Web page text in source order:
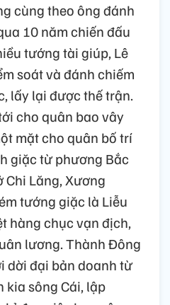
cùng theo ông đánh
10 năm chiến đấu
tướng tài giúp, Lê
soát và đánh chiếm
lấy lại được thế trận.
cho quân bao vây
mặt cho quân bố trí
giặc từ phương Bắc
Lăng, Xương
tướng giặc là Liễu
hàng chục vạn địch,
lương. Thành Đông
dời đại bản doanh từ
kia sông Cái, lập